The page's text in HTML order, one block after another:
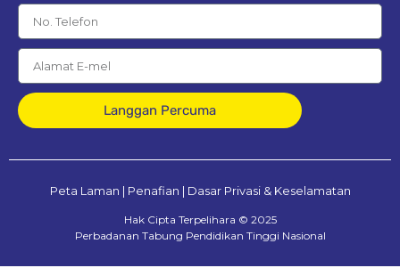
Langgan Percuma
Peta Laman | Penafian | Dasar Privasi & Keselamatan
Hak Cipta Terpelihara © 2025
Perbadanan Tabung Pendidikan Tinggi Nasional